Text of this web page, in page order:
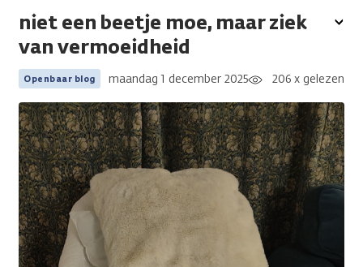
niet een beetje moe, maar ziek
van vermoeidheid
Openbaar blog maandag 1 december 2025 206 x gelezen